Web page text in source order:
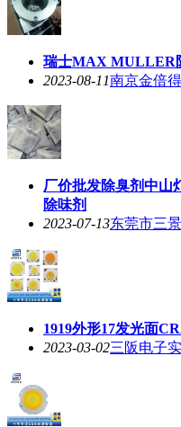
瑞士MAX MULLER
2023-08-11南京金倍
厂价批发除臭剂中山
除味剂
2023-07-13东莞市三
1919外形17发光面
2023-03-02三阪电子